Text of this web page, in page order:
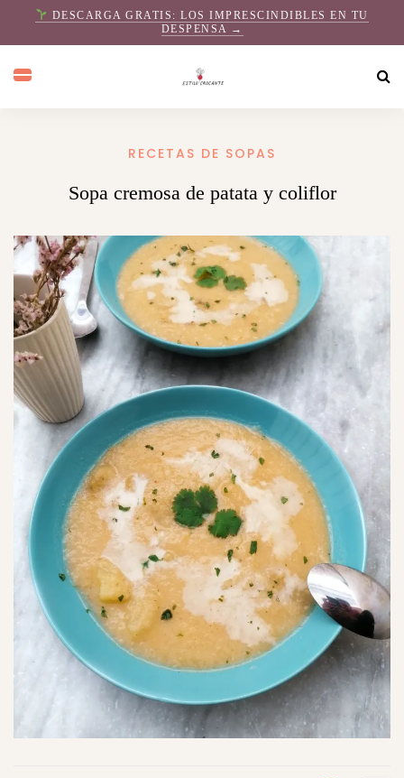
DESCARGA GRATIS: LOS IMPRESCINDIBLES EN TU
DESPENSA →
RECETAS DE SOPAS
Sopa cremosa de patata y coliflor